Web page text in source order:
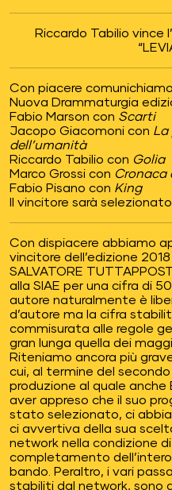
Riccardo Tabilio vince
Con piacere
Nuova Drammaturgia
Fabio Marson con Scarti
Jacopo Giacomoni con La
dell’umanità
Riccardo Tabilio con Golia
Marco Grossi con Cronaca
Fabio Pisano con King
Il vincitore sarà
Con dispiacere abbiamo
vincitore dell’edizione
SALVATORE
alla SIAE per una cifra di
autore naturalmente è
d’autore ma la cifra
commisurata alle regole
gran lunga quella dei
Riteniamo ancora più
cui, al termine del
produzione al quale
aver appreso che il suo
stato selezionato, ci
ci avvertiva della sua
network nella condizione
completamento
bando. Peraltro, i vari
stabiliti dal network, sono